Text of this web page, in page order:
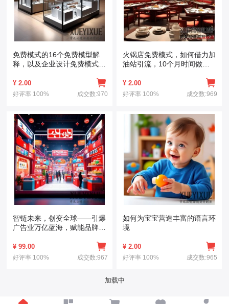
免费模式的16个免费模型解
释，以及企业设计免费模式的
¥2.00
好评率 100% 成交数:970
火锅店免费模式，如何借力加
油站引流，10个月时间做到
¥ 2.00
好评率 100% 成交数:969
智链未来，创变全球——引爆
广告业万亿蓝海，赋能品牌
¥99.00
好评率 100% 成交数:967
如何为宝宝营造丰富的语言环
境
¥ 2.00
好评率 100% 成交数:965
加载中